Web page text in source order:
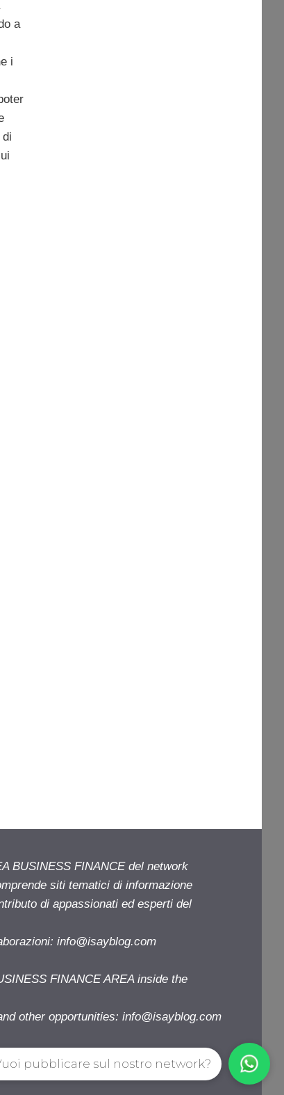
a
i
BUSINESS FINANCE del network
siti tematici di informazione
di appassionati ed esperti del
info@isayblog.com
FINANCE AREA inside the
other opportunities: info@isayblog.com
pubblicare sul nostro network?